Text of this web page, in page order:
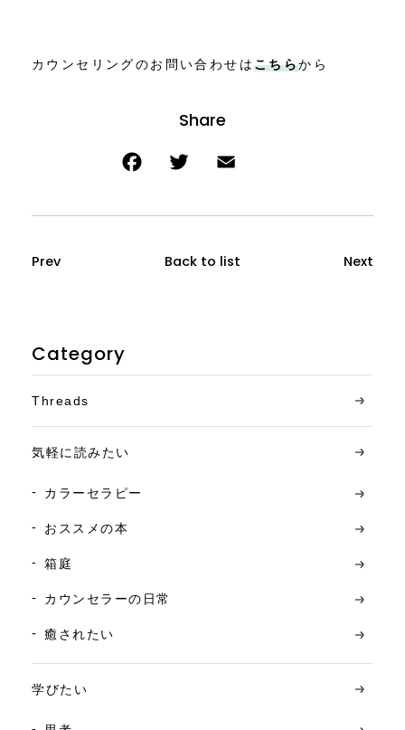
カウンセリングのお問い合わせはこちらから
Prev Back to list Next
Category
Threads
気軽に読みたい
カラーセラピー
おススメの本
箱庭
カウンセラーの日常
癒されたい
学びたい